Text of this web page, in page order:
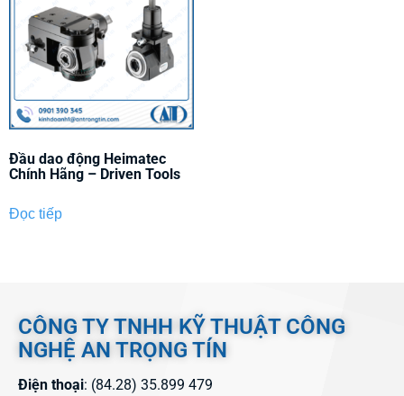
Đầu dao động Heimatec
Chính Hãng – Driven Tools
Đọc tiếp
CÔNG TY TNHH KỸ THUẬT CÔNG
NGHỆ AN TRỌNG TÍN
Điện thoại: (84.28) 35.899 479